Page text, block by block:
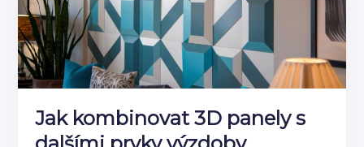
Jak kombinovat 3D panely s